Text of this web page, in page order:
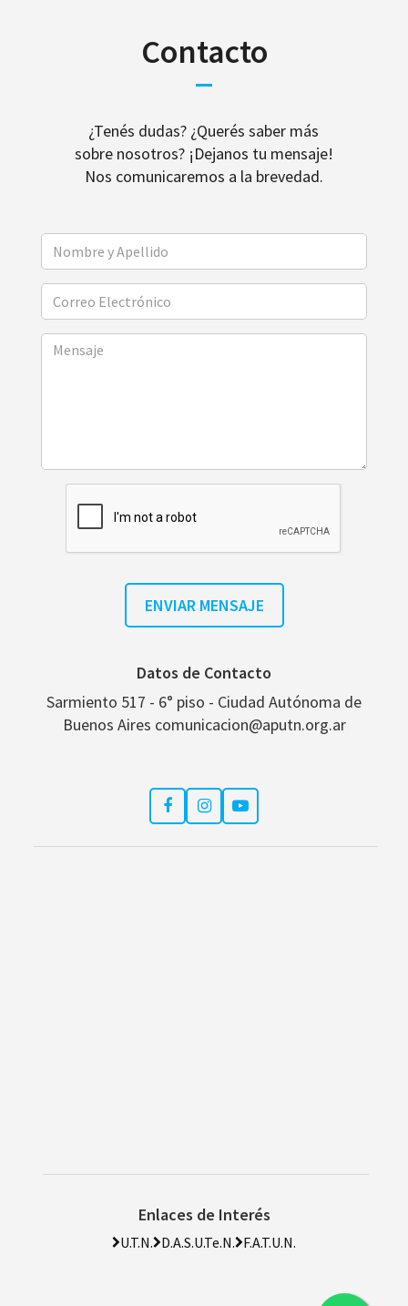
Contacto
¿Tenés dudas? ¿Querés saber más
sobre nosotros? ¡Dejanos tu mensaje!
Nos comunicaremos a la brevedad.
Datos de Contacto
Sarmiento 517 - 6° piso - Ciudad Autónoma de
Buenos Aires comunicacion@aputn.org.ar
Enlaces de Interés
U.T.N. D.A.S.U.Te.N. F.A.T.U.N.